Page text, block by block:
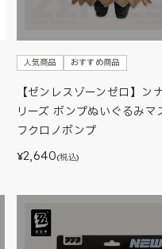
人気商品 おすすめ商品
【ゼンレスゾーンゼロ】ン
リーズ ボンプぬいぐるみマ
フクロノボンプ
¥2,640(税込)